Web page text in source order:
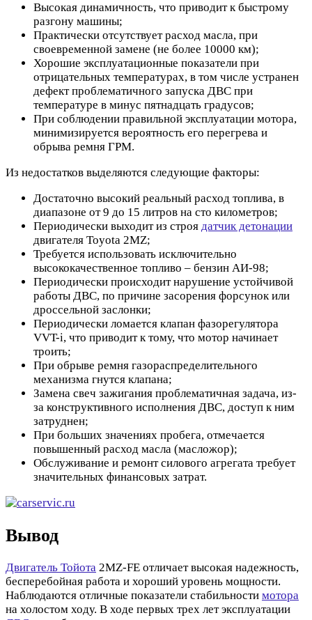
Высокая динамичность, что приводит к быстрому
разгону машины;
Практически отсутствует расход масла, при
своевременной замене (не более 10000 км);
Хорошие эксплуатационные показатели при
отрицательных температурах, в том числе устранен
дефект проблематичного запуска ДВС при
температуре в минус пятнадцать градусов;
При соблюдении правильной эксплуатации мотора,
минимизируется вероятность его перегрева и
обрыва ремня ГРМ.
Из недостатков выделяются следующие факторы:
Достаточно высокий реальный расход топлива, в
диапазоне от 9 до 15 литров на сто километров;
Периодически выходит из строя датчик детонации
двигателя Toyota 2MZ;
Требуется использовать исключительно
высококачественное топливо – бензин АИ-98;
Периодически происходит нарушение устойчивой
работы ДВС, по причине засорения форсунок или
дроссельной заслонки;
Периодически ломается клапан фазорегулятора
VVT-i, что приводит к тому, что мотор начинает
троить;
При обрыве ремня газораспределительного
механизма гнутся клапана;
Замена свеч зажигания проблематичная задача, из-
за конструктивного исполнения ДВС, доступ к ним
затруднен;
При больших значениях пробега, отмечается
повышенный расход масла (масложор);
Обслуживание и ремонт силового агрегата требует
значительных финансовых затрат.
Вывод
Двигатель Тойота 2MZ-FE отличает высокая надежность,
бесперебойная работа и хороший уровень мощности.
Наблюдаются отличные показатели стабильности мотора
на холостом ходу. В ходе первых трех лет эксплуатации